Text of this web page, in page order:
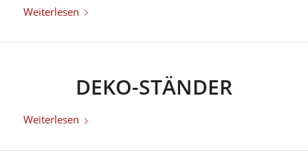
Weiterlesen
DEKO-STÄNDER
Weiterlesen